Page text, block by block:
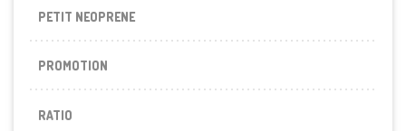
PETIT NEOPRENE
PROMOTION
RATIO